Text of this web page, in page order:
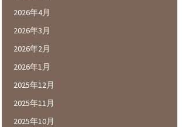
2026年4月
2026年3月
2026年2月
2026年1月
2025年12月
2025年11月
2025年10月